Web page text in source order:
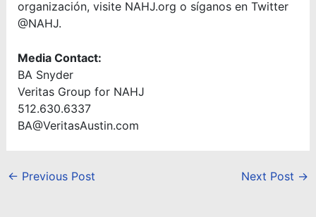
organización, visite NAHJ.org o síganos en Twitter
@NAHJ.
Media Contact:
BA Snyder
Veritas Group for NAHJ
512.630.6337
BA@VeritasAustin.com
← Previous Post Next Post →